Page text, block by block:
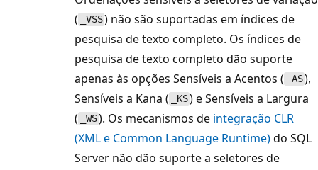
(
_VSS) não são suportadas em índices de
pesquisa de texto completo. Os índices de
pesquisa de texto completo dão suporte
apenas às opções Sensíveis a Acentos (
_AS),
Sensíveis a Kana (
_KS) e Sensíveis a Largura
(
_WS). Os mecanismos de integração CLR
(XML e Common Language Runtime)do SQL
Server não dão suporte a seletores de